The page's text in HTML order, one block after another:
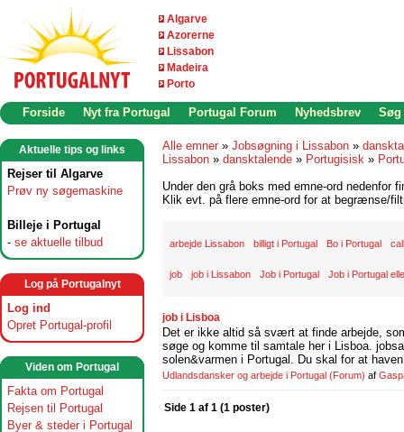
Algarve
Azorerne
Lissabon
Madeira
Porto
Forside Nyt fra Portugal Portugal Forum Nyhedsbrev Søg
Aktuelle tips og links
Rejser til Algarve
Prøv ny søgemaskine
Billeje i Portugal
- se aktuelle tilbud
Log på Portugalnyt
Log ind
Opret Portugal-profil
Viden om Portugal
Fakta om Portugal
Rejsen til Portugal
Byer & steder i Portugal
Alle emner » Jobsøgning i Lissabon »
Lissabon » dansktalende » Portugisisk »
Under den grå boks med emne-ord nedenfor
Klik evt. på flere emne-ord for at begrænse/
arbejde Lissabon billigt i Portugal Bo i Portugal
job job i Lissabon Job i Portugal Job i Portugal
job i Lisboa
Det er ikke altid så svært at finde arbejde,
søge og komme til samtale her i Lisboa.
solen&varmen i Portugal. Du skal for at
Udlandsdansker og arbejde i Portugal (Forum) af
Side 1 af 1 (1 poster)